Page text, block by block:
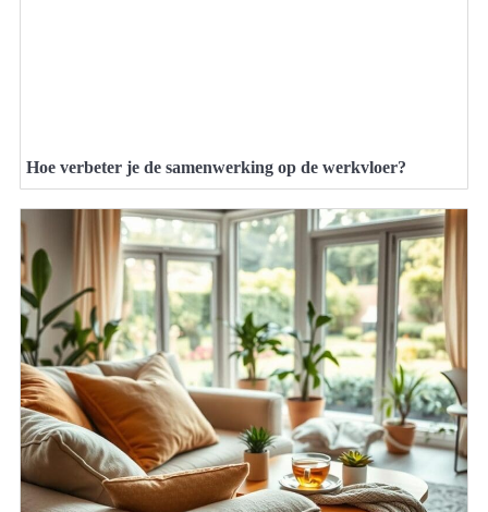
Hoe verbeter je de samenwerking op de werkvloer?